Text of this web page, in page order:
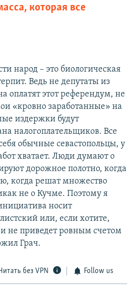
которая все
народ – это биологическая
Ведь не депутаты из
оплатят этот референдум, не
«кровно заработанные» на
издержки будут
налогоплательщиков. Все
обычные севастопольцы, у
хватает. Люди думают о
дорожное полотно, когда
когда решат множество
не о Кучме. Поэтому я
носит
или, если хотите,
не приведет ровным счетом
Грач.
без VPN Follow us